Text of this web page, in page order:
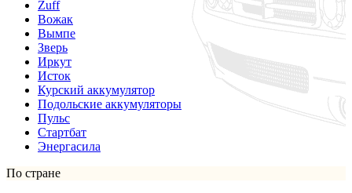
Zuff
Вожак
Вымпе
Зверь
Иркут
Исток
Курский аккумулятор
Подольские аккумуляторы
Пульс
Стартбат
Энергасила
По стране